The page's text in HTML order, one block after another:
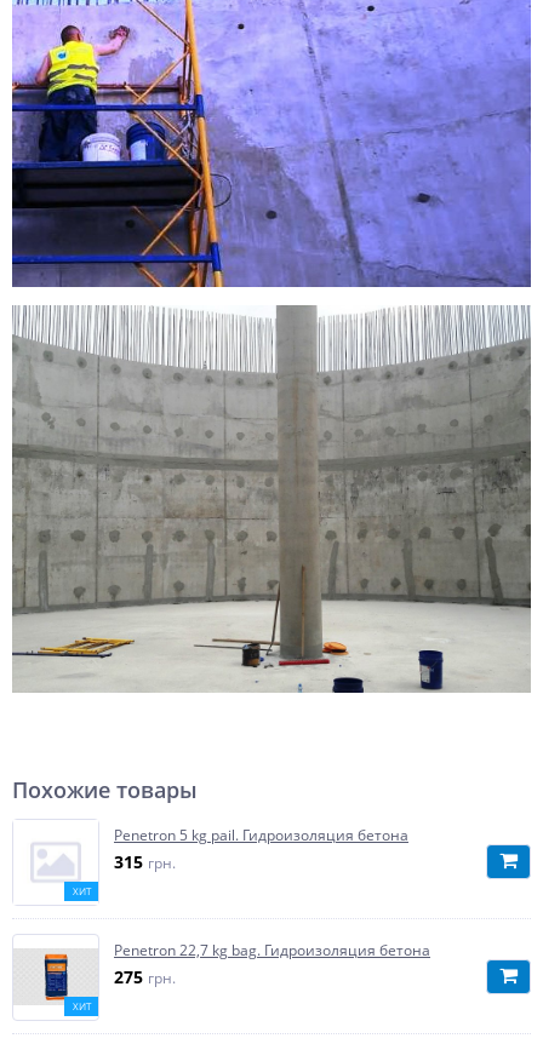
Похожие товары
ХИТ
Penetron 5 kg pail. Гидроизоляция бетона
315 грн.
ХИТ
Penetron 22,7 kg bag. Гидроизоляция бетона
275 грн.